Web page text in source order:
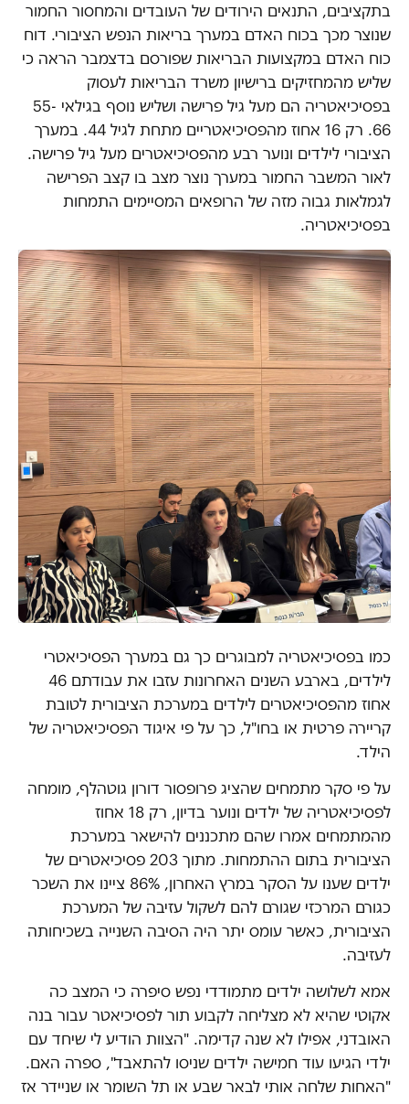
בתקציבים, התנאים הירודים של העובדים והמחסור החמור
שנוצר מכך בכוח האדם במערך בריאות הנפש הציבורי. דוח
כוח האדם במקצועות הבריאות שפורסם בדצמבר הראה כי
שליש מהמחזיקים ברישיון משרד הבריאות לעסוק
בפסיכיאטריה הם מעל גיל פרישה ושליש נוסף בגילאי 55-
66. רק 16 אחוז מהפסיכיאטריים מתחת לגיל 44. במערך
הציבורי לילדים ונוער רבע מהפסיכיאטרים מעל גיל פרישה.
לאור המשבר החמור במערך נוצר מצב בו קצב הפרישה
לגמלאות גבוה מזה של הרופאים המסיימים התמחות
בפסיכיאטריה.
כמו בפסיכיאטריה למבוגרים כך גם במערך הפסיכיאטרי
לילדים, בארבע השנים האחרונות עזבו את עבודתם 46
אחוז מהפסיכיאטרים לילדים במערכת הציבורית לטובת
קריירה פרטית או בחו"ל, כך על פי איגוד הפסיכיאטריה של
הילד.
על פי סקר מתמחים שהציג פרופסור דורון גוטהלף, מומחה
לפסיכיאטריה של ילדים ונוער בדיון, רק 18 אחוז
מהמתמחים אמרו שהם מתכננים להישאר במערכת
הציבורית בתום ההתמחות. מתוך 203 פסיכיאטרים של
ילדים שענו על הסקר במרץ האחרון, 86% ציינו את השכר
כגורם המרכזי שגורם להם לשקול עזיבה של המערכת
הציבורית, כאשר עומס יתר היה הסיבה השנייה בשכיחותה
לעזיבה.
אמא לשלושה ילדים מתמודדי נפש סיפרה כי המצב כה
אקוטי שהיא לא מצליחה לקבוע תור לפסיכיאטר עבור בנה
האובדני, אפילו לא שנה קדימה. "הצוות הודיע לי שיחד עם
ילדי הגיעו עוד חמישה ילדים שניסו להתאבד", ספרה האם.
"האחות שלחה אותי לבאר שבע או תל השומר או שניידר אז